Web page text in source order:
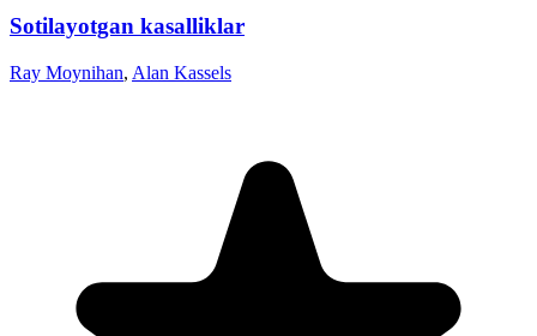
Sotilayotgan kasalliklar
Ray Moynihan, Alan Kassels